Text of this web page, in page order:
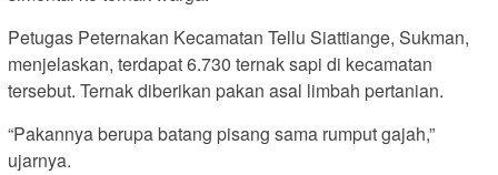
Petugas Peternakan Kecamatan Tellu Siattiange, Sukman,
menjelaskan, terdapat 6.730 ternak sapi di kecamatan
tersebut. Ternak diberikan pakan asal limbah pertanian.
“Pakannya berupa batang pisang sama rumput gajah,”
ujarnya.